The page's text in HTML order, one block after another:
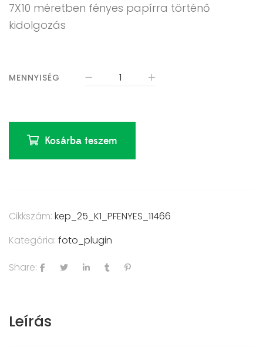
7X10 méretben fényes papírra történő
kidolgozás
MENNYISÉG
Kosárba teszem
Cikkszám: kep_25_K1_PFENYES_11466
Kategória: foto_plugin
Share:
Leírás